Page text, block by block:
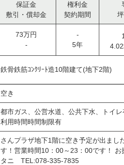
保証金
敷引・償却金
権利金
契約期間
73万円
-
-
5年
鉄骨鉄筋ｺﾝｸﾘｰﾄ造10階建て(地下2階)
空き
都市ガス、公営水道、公共下水、トイ
利用時間時間制限有
さんプラザ地下1階に空き予定が出まし
す！営業時間10：00～23：00です！
タニ TEL:078-335-7835